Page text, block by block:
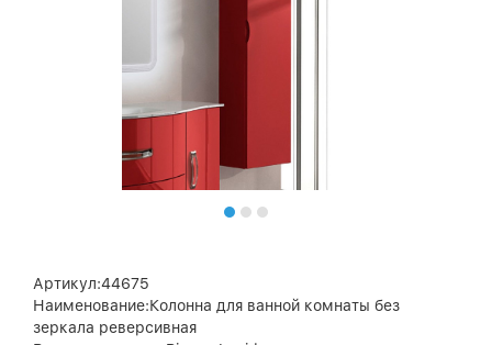
Артикул:44675
Наименование:Колонна для ванной комнаты без
зеркала реверсивная